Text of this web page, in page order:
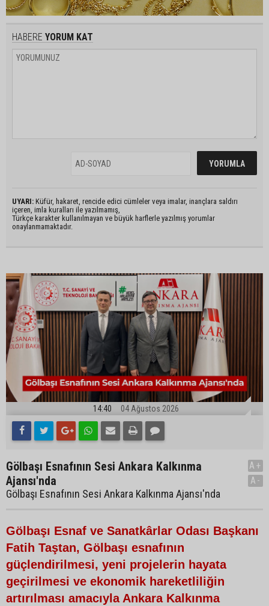
HABERE YORUM KAT
UYARI: Küfür, hakaret, rencide edici cümleler veya imalar, inançlara saldırı
içeren, imla kuralları ile yazılmamış,
Türkçe karakter kullanılmayan ve büyük harflerle yazılmış yorumlar
onaylanmamaktadır.
14:40 04 Ağustos 2026
Gölbaşı Esnafının Sesi Ankara Kalkınma
Ajansı'nda
Gölbaşı Esnafının Sesi Ankara Kalkınma Ajansı'nda
A+
A-
Gölbaşı Esnaf ve Sanatkârlar Odası Başkanı
Fatih Taştan, Gölbaşı esnafının
güçlendirilmesi, yeni projelerin hayata
geçirilmesi ve ekonomik hareketliliğin
artırılması amacıyla Ankara Kalkınma